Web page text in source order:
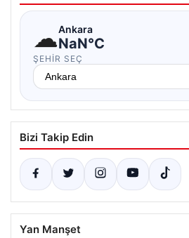
☁Ankara
NaN°C
ŞEHIR SEÇ
Bizi Takip Edin
Yan Manşet